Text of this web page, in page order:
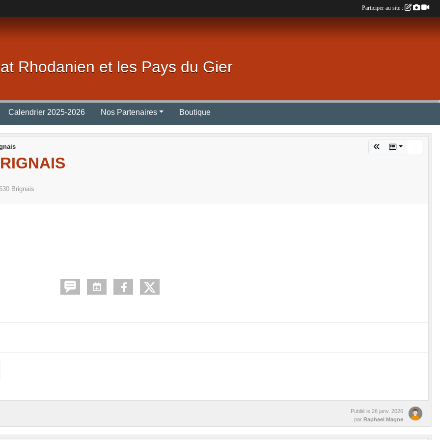
Rhodanien et les Pays du Gier
Calendrier 2025-2026 Nos Partenaires Boutique
Brignais
Publié le 26 janv. 2026
par Raphael Magne
Participer au site :